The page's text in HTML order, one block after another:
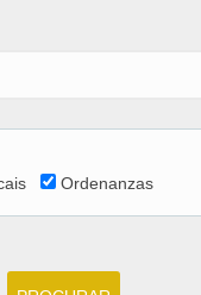
Ordenanzas